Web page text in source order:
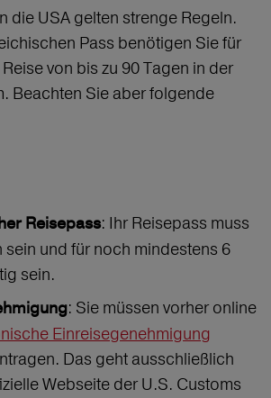
die USA gelten strenge Regeln.
Pass benötigen Sie für
von bis zu 90 Tagen in der
Beachten Sie aber folgende
Reisepass: Ihr Reisepass muss
und für noch mindestens 6
sein.
: Sie müssen vorher online
Einreisegenehmigung
Das geht ausschließlich
Webseite der U.S. Customs